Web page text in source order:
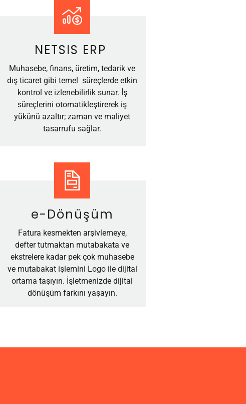
NETSIS ERP
Muhasebe, finans, üretim, tedarik ve
dış ticaret gibi temel süreçlerde etkin
kontrol ve izlenebilirlik sunar. İş
süreçlerini otomatikleştirerek iş
yükünü azaltır; zaman ve maliyet
tasarrufu sağlar.
e-Dönüşüm
Fatura kesmekten arşivlemeye,
defter tutmaktan mutabakata ve
ekstrelere kadar pek çok muhasebe
ve mutabakat işlemini Logo ile dijital
ortama taşıyın. İşletmenizde dijital
dönüşüm farkını yaşayın.